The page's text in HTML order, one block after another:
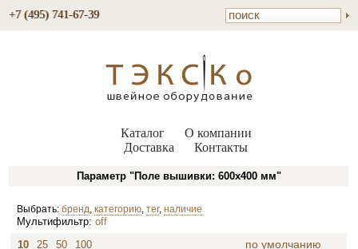
+7 (495) 741-67-39
Каталог
О компании
Доставка
Контакты
Параметр "Поле вышивки: 600х400 мм"
Выбрать:бренд,категорию,тег,наличие
Мультифильтр:off
10
25 50 100 по умолчанию